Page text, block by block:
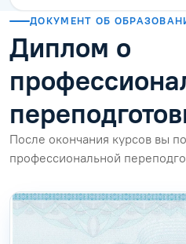
ДОКУМЕНТ ОБ
Диплом о
После окончания курсов вы
профессиональной